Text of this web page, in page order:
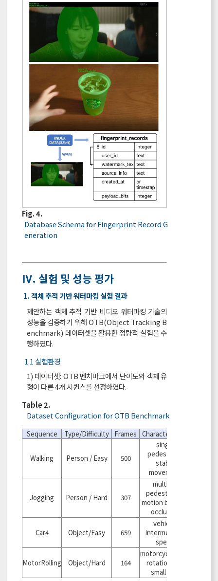
Fig. 4.
Database Schema for Fingerprint Record G
eneration
Ⅳ. 실험 및 성능 평가
1. 객체 추적 기반 워터마킹 실험 결과
제안하는 객체 추적 기반 비디오 워터마킹 기술의
성능을 검증하기 위해 OTB(Object Tracking B
enchmark) 데이터셋을 활용한 정량적 실험을 수
행하였다.
1.1 실험환경
1) 데이터셋: OTB 벤치마크에서 난이도와 객체 유
형이 다른 4개 시퀀스를 선정하였다.
Table 2.
Dataset Configuration for OTB Benchmark
Sequence Type/Difficulty Frames Characteristics
Walking Person / Easy 500
single
pedestrian,
stable
movement
Jogging Person / Hard 307
multiple
pedestrians,
motion blur and
occlusion
Car4 Object/Easy 659
vehicle,
intermediate
speed
MotorRolling Object/Hard 164
motorcycle, fast
rotation and
small size